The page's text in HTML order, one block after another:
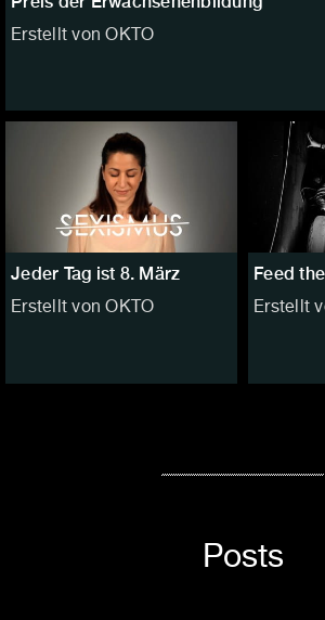
Erstellt von OKTO
Jeder Tag ist 8. März
Erstellt von OKTO
Feed
Erstellt
Posts